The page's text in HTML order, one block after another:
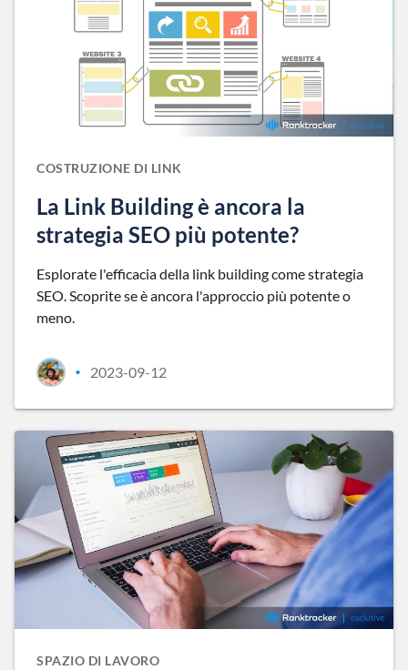
COSTRUZIONE DI LINK
La Link Building è ancora la
strategia SEO più potente?
Esplorate l'efficacia della link building come strategia
SEO. Scoprite se è ancora l'approccio più potente o
meno.
• 2023-09-12
SPAZIO DI LAVORO